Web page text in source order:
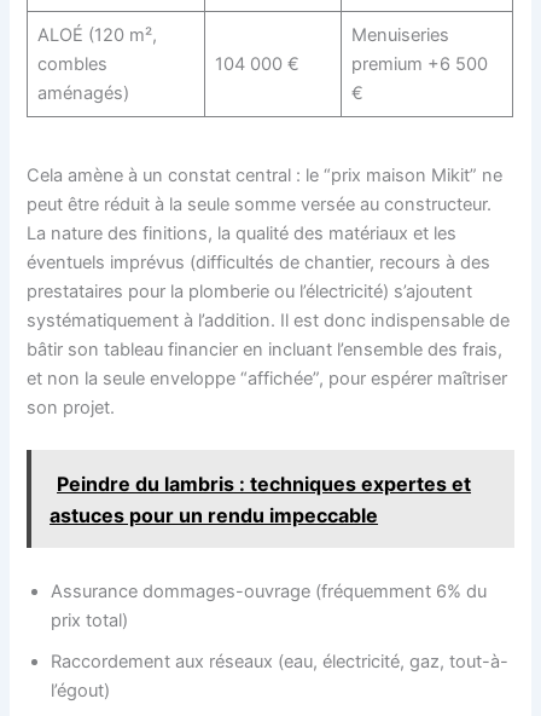
ALOÉ (120 m²,
combles
aménagés)
104 000 €
Menuiseries
premium +6 500
€
Cela amène à un constat central : le “prix maison Mikit” ne
peut être réduit à la seule somme versée au constructeur.
La nature des finitions, la qualité des matériaux et les
éventuels imprévus (difficultés de chantier, recours à des
prestataires pour la plomberie ou l’électricité) s’ajoutent
systématiquement à l’addition. Il est donc indispensable de
bâtir son tableau financier en incluant l’ensemble des frais,
et non la seule enveloppe “affichée”, pour espérer maîtriser
son projet.
Peindre du lambris : techniques expertes et
astuces pour un rendu impeccable
Assurance dommages-ouvrage (fréquemment 6% du
prix total)
Raccordement aux réseaux (eau, électricité, gaz, tout-à-
l’égout)